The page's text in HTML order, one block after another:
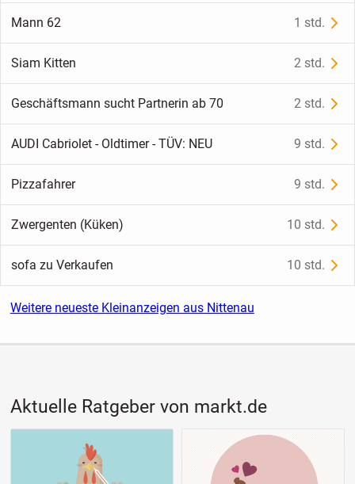
Mann 62 1 std.
Siam Kitten 2 std.
Geschäftsmann sucht Partnerin ab 70 2 std.
AUDI Cabriolet - Oldtimer - TÜV: NEU 9 std.
Pizzafahrer 9 std.
Zwergenten (Küken) 10 std.
sofa zu Verkaufen 10 std.
Weitere neueste Kleinanzeigen aus Nittenau
Aktuelle Ratgeber von markt.de